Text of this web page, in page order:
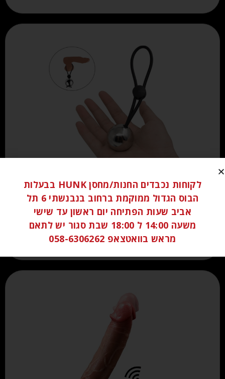
₪60.00
הוספה לסל
לקוחות נכבדים החנות/מחסן HUNK בבעלות
הבוס הגדול ממוקמת ברחוב בנבנשתי 6 תל
אביב שעות הפתיחה יום ראשון עד שישי
משעה 14:00 ל 18:00 שבת סגור יש לתאם
מראש בוואטצאפ 058-6306262